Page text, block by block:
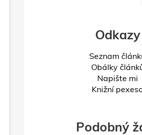
Odkazy
Seznam
Obálky
Napište mi
Knižní
Podobný